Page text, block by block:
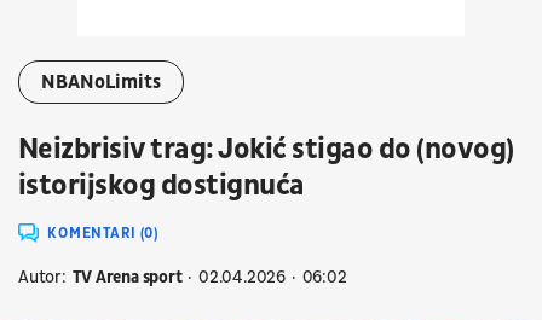
NBANoLimits
Neizbrisiv trag: Jokić stigao do (novog)
istorijskog dostignuća
KOMENTARI (0)
Autor: TV Arena sport 02.04.2026 06:02